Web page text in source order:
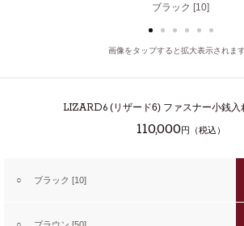
ブラック [10]
ブラウン [50]
画像をタップすると拡大表示されます
LIZARD6 (リザード6) ファスナー小銭入
110,000円（税込）
○ ブラック [10]